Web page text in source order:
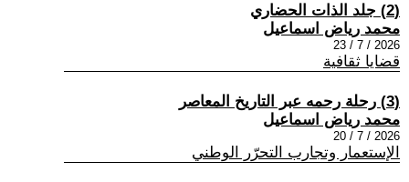
(2) جلد الذات الحضاري
محمد رياض اسماعيل
2026 / 7 / 23
قضايا ثقافية
(3) رحلة رحمه عبر التاريخ المعاصر
محمد رياض اسماعيل
2026 / 7 / 20
الإستعمار وتجارب التحرّر الوطني